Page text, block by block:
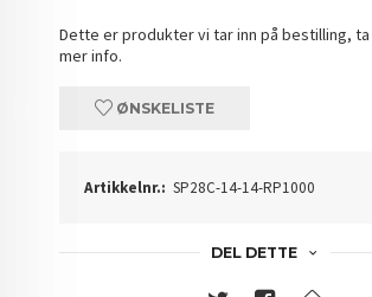
Dette er produkter vi tar inn på bestilling,
mer info.
ØNSKELISTE
Artikkelnr.: SP28C-14-14-RP1000
DEL DETTE